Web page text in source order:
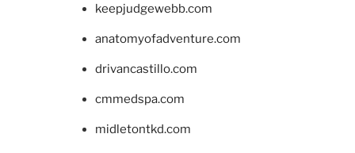
keepjudgewebb.com
anatomyofadventure.com
drivancastillo.com
cmmedspa.com
midletontkd.com